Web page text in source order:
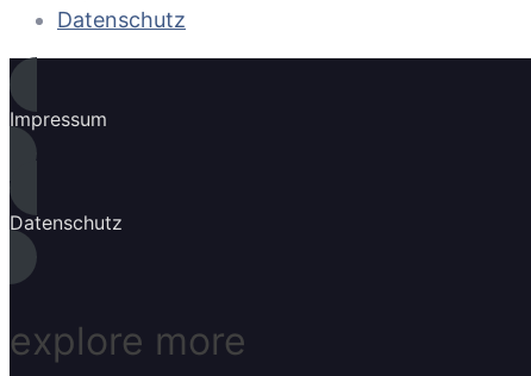
Datenschutz
Impressum
Datenschutz
explore more